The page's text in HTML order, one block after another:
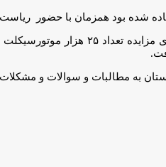
رئیس کل دادگستری استان اصفهان
به مطالبات و سوالات و مشکلات